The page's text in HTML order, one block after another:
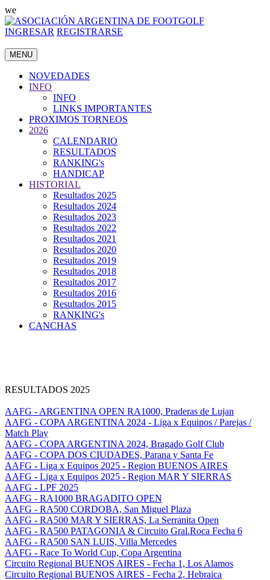
we
INGRESAR REGISTRARSE
MENU
NOVEDADES
INFO
INFO
LINKS IMPORTANTES
PROXIMOS TORNEOS
2026
CALENDARIO
RESULTADOS
RANKING's
HANDICAP
HISTORIAL
Resultados 2025
Resultados 2024
Resultados 2023
Resultados 2022
Resultados 2021
Resultados 2020
Resultados 2019
Resultados 2018
Resultados 2017
Resultados 2016
Resultados 2015
RANKING's
CANCHAS
RESULTADOS 2025
AAFG - ARGENTINA OPEN RA1000, Praderas de Lujan
AAFG - COPA ARGENTINA 2024 - Liga x Equipos / Parejas /
Match Play
AAFG - COPA ARGENTINA 2024, Bragado Golf Club
AAFG - COPA DOS CIUDADES, Parana y Santa Fe
AAFG - Liga x Equipos 2025 - Region BUENOS AIRES
AAFG - Liga x Equipos 2025 - Region MAR Y SIERRAS
AAFG - LPF 2025
AAFG - RA1000 BRAGADITO OPEN
AAFG - RA500 CORDOBA, San Miguel Plaza
AAFG - RA500 MAR Y SIERRAS, La Serranita Open
AAFG - RA500 PATAGONIA & Circuito Gral.Roca Fecha 6
AAFG - RA500 SAN LUIS, Villa Mercedes
AAFG - Race To World Cup, Copa Argentina
Circuito Regional BUENOS AIRES - Fecha 1, Los Alamos
Circuito Regional BUENOS AIRES - Fecha 2, Hebraica